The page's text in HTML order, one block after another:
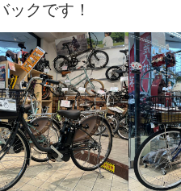
ックです！